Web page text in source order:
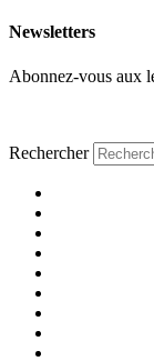
Newsletters
Abonnez-vous aux
Rechercher